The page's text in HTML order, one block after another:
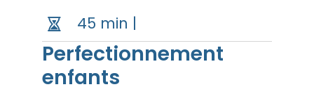
45 min |
Perfectionnement
enfants